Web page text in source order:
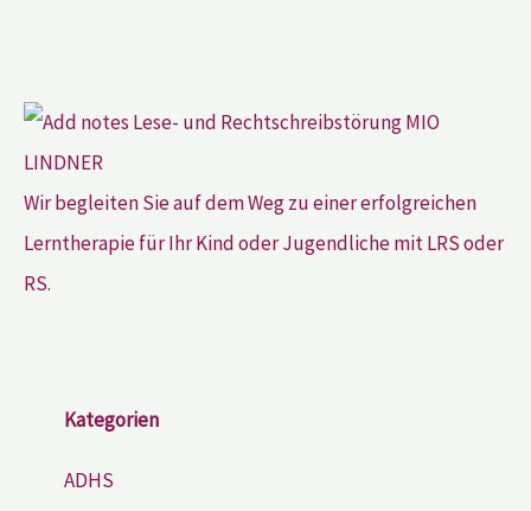
Wir begleiten Sie auf dem Weg zu einer erfolgreichen
Lerntherapie für Ihr Kind oder Jugendliche mit LRS oder
RS.
Kategorien
ADHS